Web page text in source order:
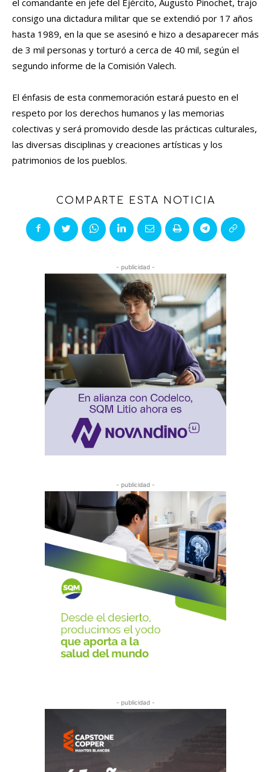
el comandante en jefe del Ejército, Augusto Pinochet, trajo
consigo una dictadura militar que se extendió por 17 años
hasta 1989, en la que se asesinó e hizo a desaparecer más
de 3 mil personas y torturó a cerca de 40 mil, según el
segundo informe de la Comisión Valech.
El énfasis de esta conmemoración estará puesto en el
respeto por los derechos humanos y las memorias
colectivas y será promovido desde las prácticas culturales,
las diversas disciplinas y creaciones artísticas y los
patrimonios de los pueblos.
COMPARTE ESTA NOTICIA
- publicidad -
- publicidad -
- publicidad -